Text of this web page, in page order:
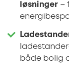
løsninger –
både bolig